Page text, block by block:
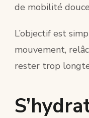
de mobilité
L’objectif est
mouvement,
rester trop